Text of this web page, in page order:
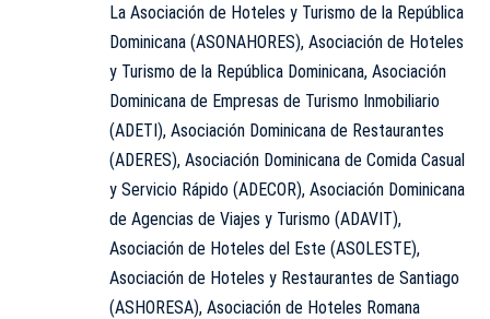
La Asociación de Hoteles y Turismo de la República
Dominicana (ASONAHORES), Asociación de Hoteles
y Turismo de la República Dominicana, Asociación
Dominicana de Empresas de Turismo Inmobiliario
(ADETI), Asociación Dominicana de Restaurantes
(ADERES), Asociación Dominicana de Comida Casual
y Servicio Rápido (ADECOR), Asociación Dominicana
de Agencias de Viajes y Turismo (ADAVIT),
Asociación de Hoteles del Este (ASOLESTE),
Asociación de Hoteles y Restaurantes de Santiago
(ASHORESA), Asociación de Hoteles Romana